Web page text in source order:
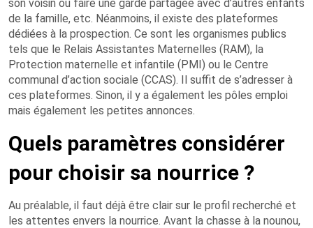
son voisin ou faire une garde partagée avec d’autres enfants
de la famille, etc. Néanmoins, il existe des plateformes
dédiées à la prospection. Ce sont les organismes publics
tels que le Relais Assistantes Maternelles (RAM), la
Protection maternelle et infantile (PMI) ou le Centre
communal d’action sociale (CCAS). Il suffit de s’adresser à
ces plateformes. Sinon, il y a également les pôles emploi
mais également les petites annonces.
Quels paramètres considérer
pour choisir sa nourrice ?
Au préalable, il faut déjà être clair sur le profil recherché et
les attentes envers la nourrice. Avant la chasse à la nounou,